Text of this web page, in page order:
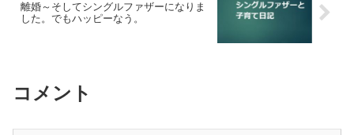
離婚～そしてシングルファザーになりま
した。でもハッピーなう。
コメント